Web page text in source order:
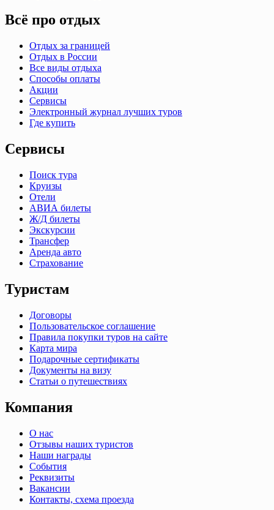
Всё про отдых
Отдых за границей
Отдых в России
Все виды отдыха
Способы оплаты
Акции
Сервисы
Электронный журнал лучших туров
Где купить
Сервисы
Поиск тура
Круизы
Отели
АВИА билеты
Ж/Д билеты
Экскурсии
Трансфер
Аренда авто
Страхование
Туристам
Договоры
Пользовательское соглашение
Правила покупки туров на сайте
Карта мира
Подарочные сертификаты
Документы на визу
Статьи о путешествиях
Компания
О нас
Отзывы наших туристов
Наши награды
События
Реквизиты
Вакансии
Контакты, схема проезда